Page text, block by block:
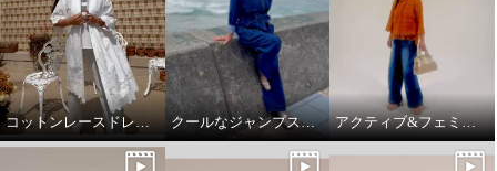
コットンレースドレスコート クールなジャンプスーツ‼️ アクティブ&フェミニンスタイリング